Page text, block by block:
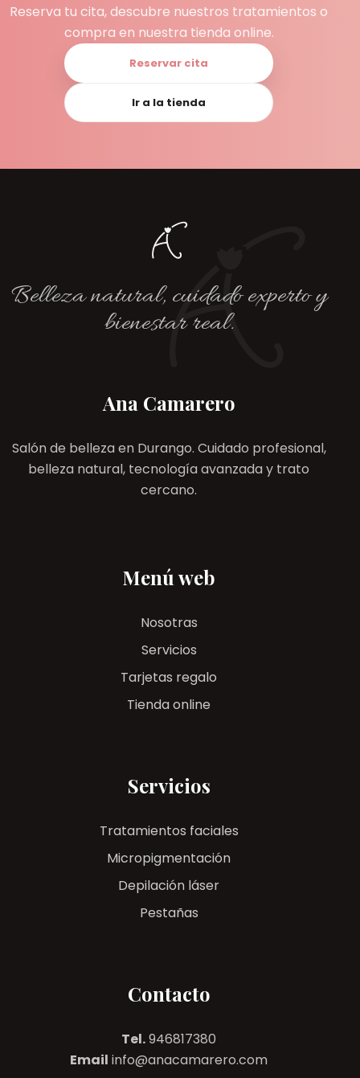
Reserva tu cita, descubre nuestros tratamientos o
compra en nuestra tienda online.
Reservar cita
Ir a la tienda
Belleza natural, cuidado experto y
bienestar real.
Ana Camarero
Salón de belleza en Durango. Cuidado profesional,
belleza natural, tecnología avanzada y trato
cercano.
Menú web
Nosotras
Servicios
Tarjetas regalo
Tienda online
Servicios
Tratamientos faciales
Micropigmentación
Depilación láser
Pestañas
Contacto
Tel.946817380
Email info@anacamarero.com